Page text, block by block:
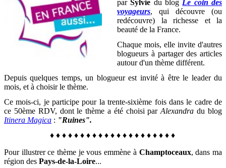
parSylvie du blog Le coin des
voyageurs, qui découvre (ou
redécouvre) la richesse et la
beauté de la France.
Chaque mois, elle invite d'autres
blogueurs à partager des articles
autour d'un thème différent.
Depuis quelques temps, un blogueur est invité à être le leader du
mois, et à choisir le thème.
Ce mois-ci, je participe pour la trente-sixième fois dans le cadre de
ce 50ème RDV, dont le thème a été choisi parAlexandra du blog
Itinera Magica : "Ruines".
♦ ♦ ♦ ♦ ♦ ♦ ♦ ♦ ♦ ♦ ♦ ♦ ♦ ♦ ♦ ♦ ♦ ♦ ♦ ♦ ♦
Pour illustrer ce thème je vous emmène à Champtoceaux, dans ma
région des Pays-de-la-Loire...